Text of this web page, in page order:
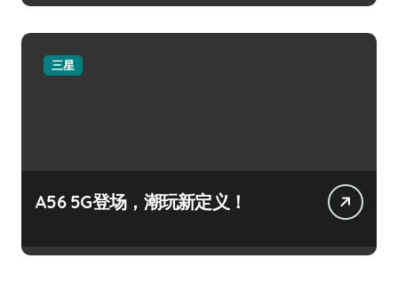
三星
A56 5G登场，潮玩新定义！